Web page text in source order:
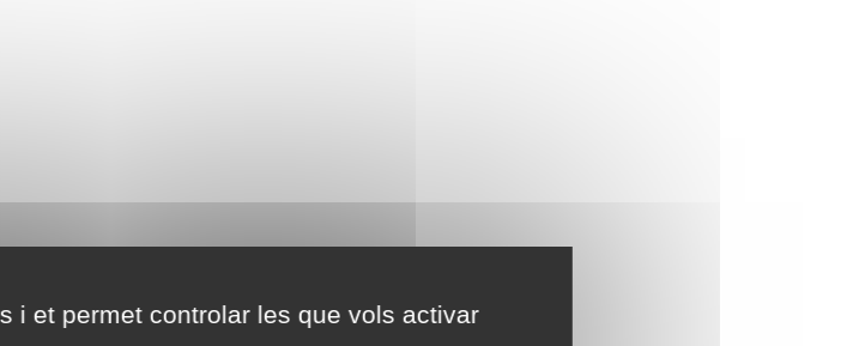
i et permet controlar les que vols activar